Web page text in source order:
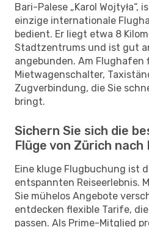
Bari-Palese „Karol
einzige internationale
bedient. Er liegt etwa 8
Stadtzentrums und ist gut
angebunden. Am Flughafen
Mietwagenschalter,
Zugverbindung, die Sie
bringt.
Sichern Sie sich die
Flüge von Zürich nach
Eine kluge Flugbuchung ist
entspannten Reiseerlebnis.
Sie mühelos Angebote
entdecken flexible Tarife,
passen. Als Prime-Mitglied